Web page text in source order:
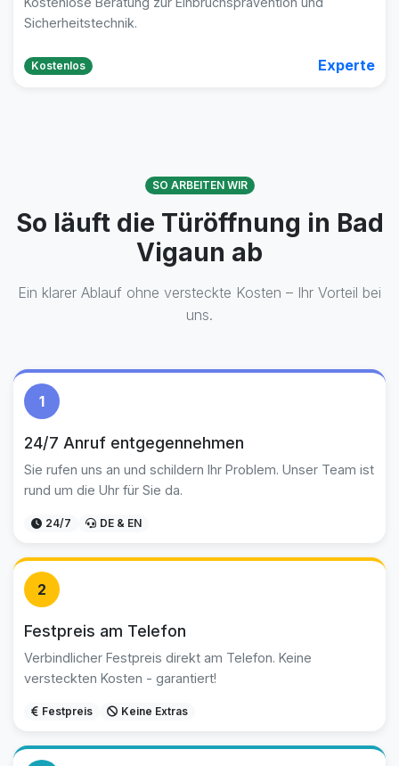
Sicherheitstechnik.
Kostenlos Experte
SO ARBEITEN WIR
So läuft die Türöffnung in Bad
Vigaun ab
Ein klarer Ablauf ohne versteckte Kosten – Ihr Vorteil bei
uns.
1
24/7 Anruf entgegennehmen
Sie rufen uns an und schildern Ihr Problem. Unser Team ist
rund um die Uhr für Sie da.
24/7 DE & EN
2
Festpreis am Telefon
Verbindlicher Festpreis direkt am Telefon. Keine
versteckten Kosten - garantiert!
Festpreis Keine Extras